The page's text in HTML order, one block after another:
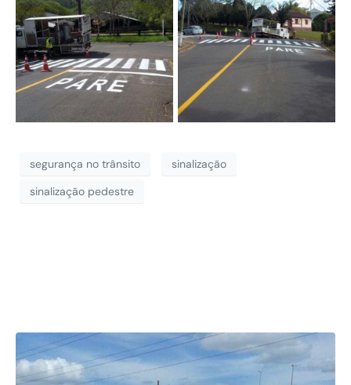
segurança no trânsito
sinalização
sinalização pedestre